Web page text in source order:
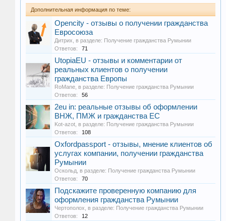
Дополнительная информация по теме:
Opencity - отзывы о получении гражданства
Евросоюза
Дитрих , в разделе: Получение гражданства Румынии
Ответов:
71
UtopiaEU - отзывы и комментарии от
реальных клиентов о получении
гражданства Европы
RoMane , в разделе: Получение гражданства Румынии
Ответов:
56
2eu in: реальные отзывы об оформлении
ВНЖ, ПМЖ и гражданства ЕС
Kot-azot , в разделе: Получение гражданства Румынии
Ответов:
108
Oxfordpassport - отзывы, мнение клиентов об
услугах компании, получении гражданства
Румынии
Оскольд , в разделе: Получение гражданства Румынии
Ответов:
70
Подскажите проверенную компанию для
оформления гражданства Румынии
Чертополох , в разделе: Получение гражданства Румынии
Ответов:
12